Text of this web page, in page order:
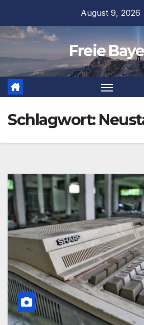
springen
August 9, 2026
Freie
Schlagwort: